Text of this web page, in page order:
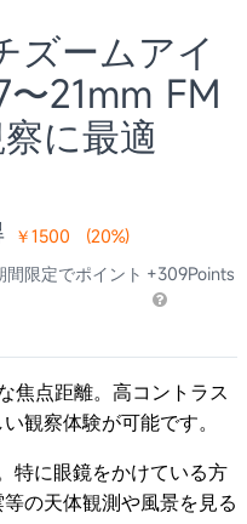
ズームアイ
21mm FM
に最適
￥1500 (20%)
限定でポイント +309Points
焦点距離。
高コントラス
観察体験が可能です。
特に眼鏡をかけている方
の天体観測や風景を見る